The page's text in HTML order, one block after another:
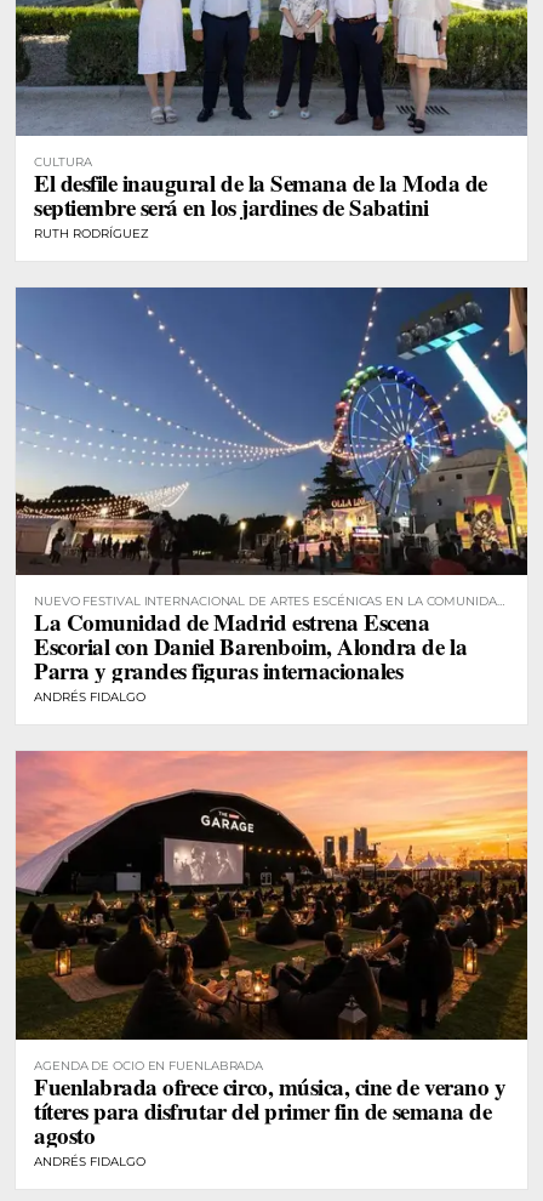
CULTURA
El desfile inaugural de la Semana de la Moda de
septiembre será en los jardines de Sabatini
RUTH RODRÍGUEZ
NUEVO FESTIVAL INTERNACIONAL DE ARTES ESCÉNICAS EN LA COMUNIDAD
DE MADRID
La Comunidad de Madrid estrena Escena
Escorial con Daniel Barenboim, Alondra de la
Parra y grandes figuras internacionales
ANDRÉS FIDALGO
AGENDA DE OCIO EN FUENLABRADA
Fuenlabrada ofrece circo, música, cine de verano y
títeres para disfrutar del primer fin de semana de
agosto
ANDRÉS FIDALGO